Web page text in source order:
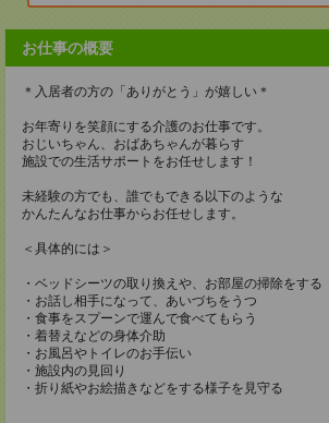
お仕事の概要
＊入居者の方の「ありがとう」が嬉しい＊
お年寄りを笑顔にする介護のお仕事です。
おじいちゃん、おばあちゃんが暮らす
施設での生活サポートをお任せします！
未経験の方でも、誰でもできる以下のような
かんたんなお仕事からお任せします。
＜具体的には＞
・ベッドシーツの取り換えや、お部屋の掃除をする
・お話し相手になって、あいづちをうつ
・食事をスプーンで運んで食べてもらう
・着替えなどの身体介助
・お風呂やトイレのお手伝い
・施設内の見回り
・折り紙やお絵描きなどをする様子を見守る